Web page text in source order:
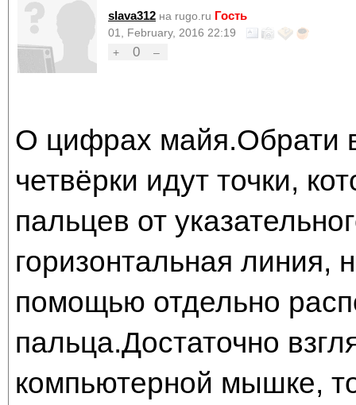
slava312 на rugo.ru Гость
01, February, 2016 22:19
+
0 –
О цифрах майя.Обрати
четвёрки идут точки,
пальцев от
горизонтальная линия,
помощью отдельно
пальца.Достаточно
компьютерной мышке,